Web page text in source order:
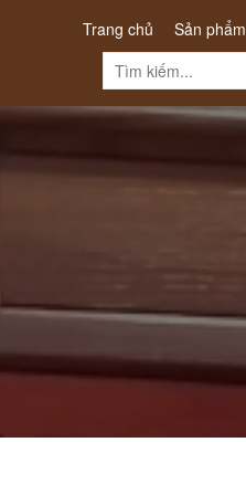
Trang chủ Sản phẩm